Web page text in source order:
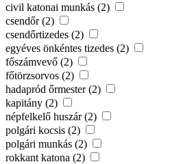
civil katonai munkás (2)
csendőr (2)
csendőrtizedes (2)
egyéves önkéntes tizedes (2)
főszámvevő (2)
főtörzsorvos (2)
hadapród őrmester (2)
kapitány (2)
népfelkelő huszár (2)
polgári kocsis (2)
polgári munkás (2)
rokkant katona (2)